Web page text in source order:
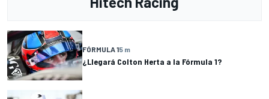
FÓRMULA 15 m
¿Llegará Colton Herta a la Fórmula 1?